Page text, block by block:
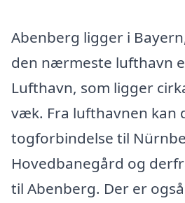
Abenberg ligger i
den nærmeste lufthavn
Lufthavn, som ligger
væk. Fra lufthavnen kan
togforbindelse til
Hovedbanegård og
til Abenberg. Der er